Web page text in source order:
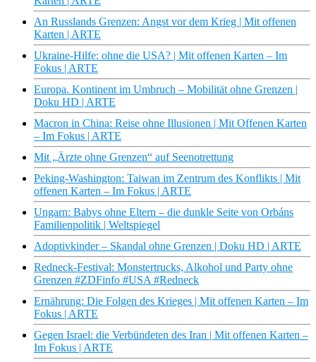
An Russlands Grenzen: Angst vor dem Krieg | Mit offenen
Karten | ARTE
Ukraine-Hilfe: ohne die USA? | Mit offenen Karten – Im
Fokus | ARTE
Europa. Kontinent im Umbruch – Mobilität ohne Grenzen |
Doku HD | ARTE
Macron in China: Reise ohne Illusionen | Mit Offenen Karten
– Im Fokus | ARTE
Mit „Ärzte ohne Grenzen“ auf Seenotrettung
Peking-Washington: Taiwan im Zentrum des Konflikts | Mit
offenen Karten – Im Fokus | ARTE
Ungarn: Babys ohne Eltern – die dunkle Seite von Orbáns
Familienpolitik | Weltspiegel
Adoptivkinder – Skandal ohne Grenzen | Doku HD | ARTE
Redneck-Festival: Monstertrucks, Alkohol und Party ohne
Grenzen #ZDFinfo #USA #Redneck
Ernährung: Die Folgen des Krieges | Mit offenen Karten – Im
Fokus | ARTE
Gegen Israel: die Verbündeten des Iran | Mit offenen Karten –
Im Fokus | ARTE